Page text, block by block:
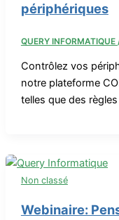
périphériques
QUERY INFORMATIQUE
Contrôlez vos
notre plateforme
telles que des
Non classé
Webinaire: